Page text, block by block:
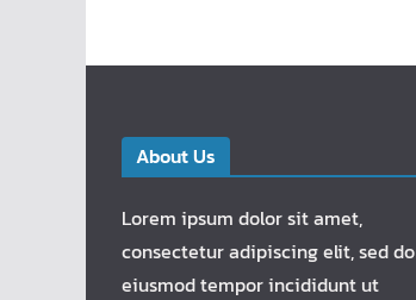
About Us
Lorem ipsum dolor sit amet,
consectetur adipiscing elit, sed do
eiusmod tempor incididunt ut